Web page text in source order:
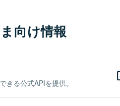
向け情報
きる公式APIを提供。